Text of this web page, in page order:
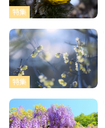
特集
特集